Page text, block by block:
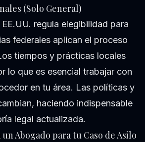
(Solo General)
regula elegibilidad para
federales aplican el proceso
tiempos y prácticas locales
lo que es esencial trabajar con
en tu área. Las políticas y
haciendo indispensable
legal actualizada.
Abogado para tu Caso de Asilo